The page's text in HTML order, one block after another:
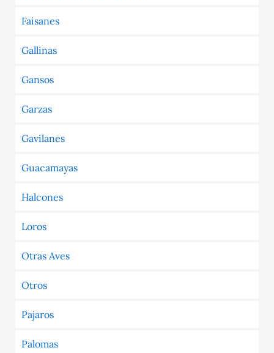
Faisanes
Gallinas
Gansos
Garzas
Gavilanes
Guacamayas
Halcones
Loros
Otras Aves
Otros
Pajaros
Palomas